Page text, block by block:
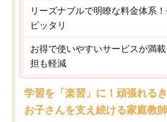
リーズナブルで明瞭な料金体系
ピッタリ
お得で使いやすいサービスが満
担も軽減
学習を「楽習」に！頑張れる
お子さんを支え続ける家庭教師